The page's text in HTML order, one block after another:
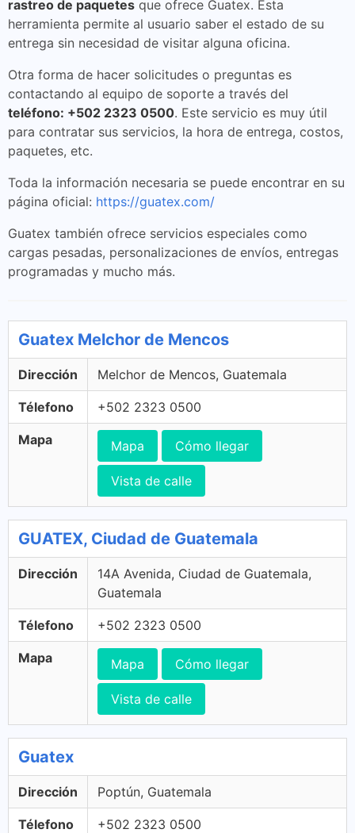
rastreo de paquetes que ofrece Guatex. Esta
herramienta permite al usuario saber el estado de su
entrega sin necesidad de visitar alguna oficina.
Otra forma de hacer solicitudes o preguntas es
contactando al equipo de soporte a través del
teléfono: +502 2323 0500. Este servicio es muy útil
para contratar sus servicios, la hora de entrega, costos,
paquetes, etc.
Toda la información necesaria se puede encontrar en su
página oficial: https://guatex.com/
Guatex también ofrece servicios especiales como
cargas pesadas, personalizaciones de envíos, entregas
programadas y mucho más.
Guatex Melchor de Mencos
Dirección Melchor de Mencos, Guatemala
Télefono +502 2323 0500
Mapa Mapa Cómo llegar
Vista de calle
GUATEX, Ciudad de Guatemala
Dirección
14A Avenida, Ciudad de Guatemala,
Guatemala
Télefono +502 2323 0500
Mapa Mapa Cómo llegar
Vista de calle
Guatex
Dirección Poptún, Guatemala
Télefono +502 2323 0500